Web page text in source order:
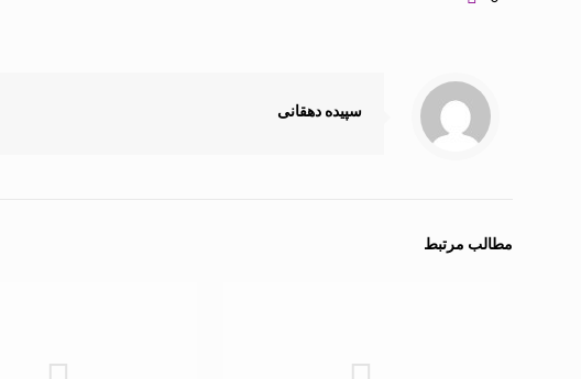
سپیده دهقانی
مطالب مرتبط